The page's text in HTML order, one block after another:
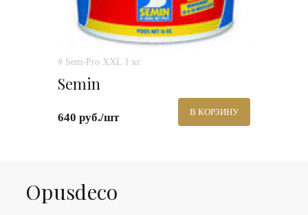
# Sem-Pro XXL 1 кг.
Semin
640 руб./шт В КОРЗИНУ
Оpusdeco